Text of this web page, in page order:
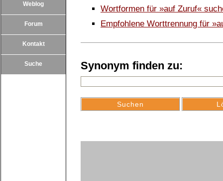
Weblog
Forum
Kontakt
Suche
Wortformen für »auf Zuruf«
Empfohlene Worttrennung für
Synonym finden zu: